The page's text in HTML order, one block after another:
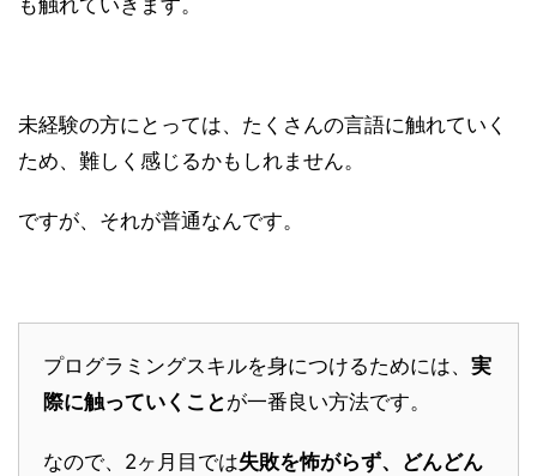
も触れていきます。
未経験の方にとっては、たくさんの言語に触れていく
ため、難しく感じるかもしれません。
ですが、それが普通なんです。
プログラミングスキルを身につけるためには、 実
際に触っていくことが一番良い方法です。
なので、2ヶ月目では失敗を怖がらず、どんどん